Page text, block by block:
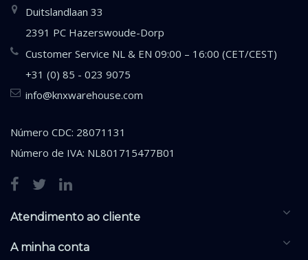
Duitslandlaan 33
2391 PC Hazerswoude-Dorp
Customer Service NL & EN 09:00 – 16:00 (CET/CEST)
+31 (0) 85 - 023 9075
info@knxwarehouse.com
Número CDC: 28071131
Número de IVA: NL801715477B01
Atendimento ao cliente
A minha conta